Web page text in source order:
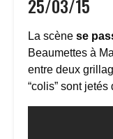
25/03/15
La scène se
Beaumettes à
entre deux
“colis” sont jetés